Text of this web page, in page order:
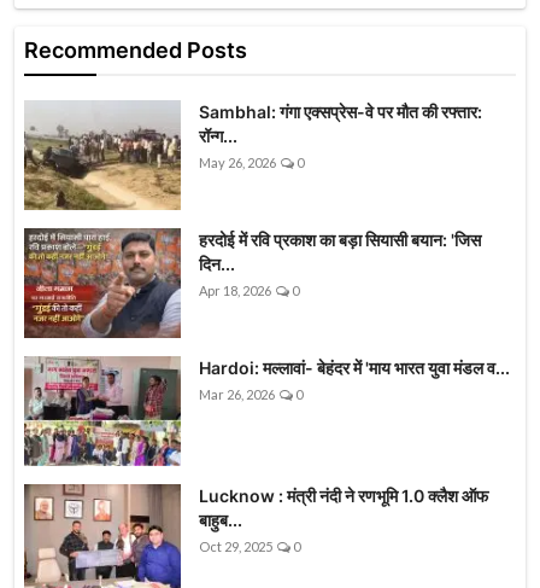
Recommended Posts
Sambhal: गंगा एक्सप्रेस-वे पर मौत की रफ्तार:
रॉन्ग...
May 26, 2026 0
हरदोई में रवि प्रकाश का बड़ा सियासी बयान: 'जिस
दिन...
Apr 18, 2026 0
Hardoi: मल्लावां- बेहंदर में 'माय भारत युवा मंडल व...
Mar 26, 2026 0
Lucknow : मंत्री नंदी ने रणभूमि 1.0 क्लैश ऑफ
बाहुब...
Oct 29, 2025 0